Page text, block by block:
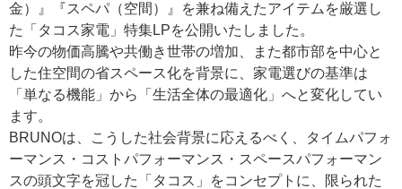
金）』『スペパ（空間）』を兼ね備えたアイテムを厳選し
た「タコス家電」特集LPを公開いたしました。
昨今の物価高騰や共働き世帯の増加、また都市部を中心と
した住空間の省スペース化を背景に、家電選びの基準は
「単なる機能」から「生活全体の最適化」へと変化してい
ます。
BRUNOは、こうした社会背景に応えるべく、タイムパフォ
ーマンス・コストパフォーマンス・スペースパフォーマン
スの頭文字を冠した「タコス」をコンセプトに、限られた